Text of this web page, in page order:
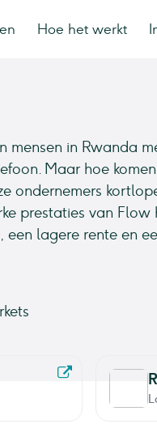
Hoe het werkt
mensen in Rwanda
Maar hoe
ondernemers
prestaties van
een lagere rente en